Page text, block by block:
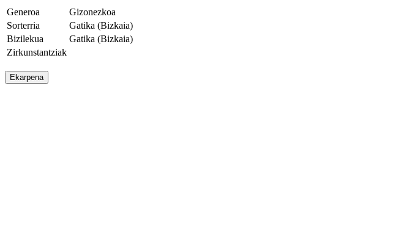
Generoa
Gizonezkoa
Sorterria
Gatika (Bizkaia)
Bizilekua
Gatika (Bizkaia)
Zirkunstantziak